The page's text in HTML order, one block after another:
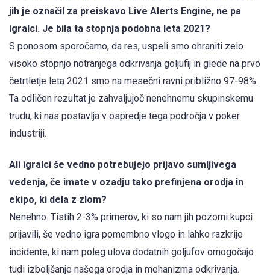
jih je označil za preiskavo Live Alerts Engine, ne pa
igralci. Je bila ta stopnja podobna leta 2021?
S ponosom sporočamo, da res, uspeli smo ohraniti zelo
visoko stopnjo notranjega odkrivanja goljufij in glede na prvo
četrtletje leta 2021 smo na mesečni ravni približno 97-98%.
Ta odličen rezultat je zahvaljujoč nenehnemu skupinskemu
trudu, ki nas postavlja v ospredje tega področja v poker
industriji.
Ali igralci še vedno potrebujejo prijavo sumljivega
vedenja, če imate v ozadju tako prefinjena orodja in
ekipo, ki dela z zlom?
Nenehno. Tistih 2-3% primerov, ki so nam jih pozorni kupci
prijavili, še vedno igra pomembno vlogo in lahko razkrije
incidente, ki nam poleg ulova dodatnih goljufov omogočajo
tudi izboljšanje našega orodja in mehanizma odkrivanja.